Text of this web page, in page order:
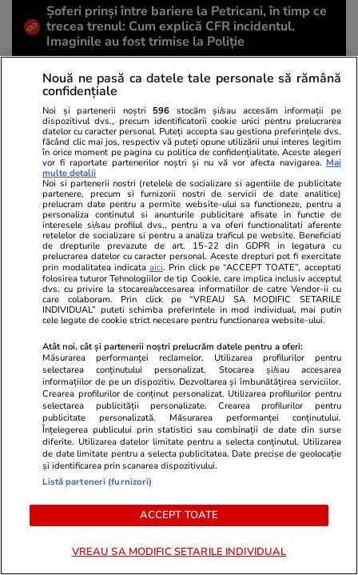
Șoferi prinși între bariere la Petricani, în timp ce
trecea trenul: Cum explică CFR incidentul.
Imaginile au fost trimise la Poliție
Share Comentează
Abonați-vă la canalul Libertatea de WhatsApp pentru
a fi la curent cu ultimele informații
Ciprian Marica
Campionatul European de Fotbal - EURO 2024
FC Dinamo Bucuresti
FCSB
Nouă ne pasă ca datele tale personale să rămână
confidențiale
Noi și partenerii noștri 596 stocăm și/sau accesăm informații pe
dispozitivul dvs., precum identificatorii cookie unici pentru prelucrarea
datelor cu caracter personal. Puteți accepta sau gestiona preferințele dvs.
făcând clic mai jos, respectiv vă puteți opune utilizării unui interes legitim
în orice moment pe pagina cu politica de confidențialitate. Aceste alegeri
vor fi raportate partenerilor noștri și nu vă vor afecta navigarea. Mai
multe detalii
Noi si partenerii nostri (retelele de socializare si agentiile de publicitate
partenere, precum si furnizorii nostri de servicii de date analitice)
prelucram date pentru a permite website-ului sa functioneze, pentru a
personaliza continutul si anunturile publicitare afisate in functie de
interesele si/sau profilul dvs., pentru a va oferi functionalitati aferente
retelelor de socializare si pentru a analiza traficul pe website. Beneficiati
de drepturile prevazute de art. 15-22 din GDPR in legatura cu
prelucrarea datelor cu caracter personal. Aceste drepturi pot fi exercitate
prin modalitatea indicataaici. Prin click pe “ACCEPT TOATE”, acceptati
folosirea tuturor Tehnologiilor de tip Cookie, care implica inclusiv acceptul
dvs. cu privire la stocarea/accesarea informatiilor de catre Vendor-ii cu
care colaboram. Prin click pe “VREAU SA MODIFIC SETARILE
INDIVIDUAL” puteti schimba preferintele in mod individual, mai putin
cele legate de cookie strict necesare pentru functionarea website-ului.
Atât noi, cât și partenerii noștri prelucrăm datele pentru a oferi:
Măsurarea performanței reclamelor. Utilizarea profilurilor pentru
selectarea conținutului personalizat. Stocarea și/sau accesarea
informațiilor de pe un dispozitiv. Dezvoltarea și îmbunătățirea serviciilor.
Crearea profilurilor de conținut personalizat. Utilizarea profilurilor pentru
selectarea publicității personalizate. Crearea profilurilor pentru
publicitate personalizată. Măsurarea performanței conținutului.
Înțelegerea publicului prin statistici sau combinații de date din surse
diferite. Utilizarea datelor limitate pentru a selecta conținutul. Utilizarea
de date limitate pentru a selecta publicitatea. Date precise de geolocație
și identificarea prin scanarea dispozitivului.
Listă parteneri (furnizori)
ACCEPT TOATE
VREAU SA MODIFIC SETARILE INDIVIDUAL